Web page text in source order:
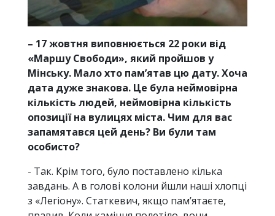
– 17 жовтня виповнюється 22 роки від
«Маршу Свободи», який пройшов у
Мінську. Мало хто пам’ятав цю дату. Хоча
дата дуже знакова. Це була неймовірна
кількість людей, неймовірна кількість
опозиції на вулицях міста. Чим для вас
запамятався цей день? Ви були там
особисто?
- Так. Крім того, було поставлено кілька
завдань. А в голові колони йшли наші хлопці
з «Легіону». Статкевич, якщо пам’ятаєте,